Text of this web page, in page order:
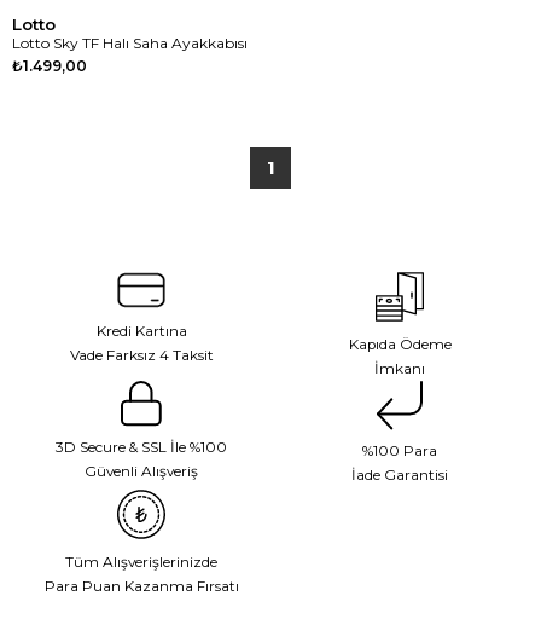
Lotto
Lotto Sky TF Halı Saha Ayakkabısı
₺1.499,00
1
Kredi Kartına
Vade Farksız 4 Taksit
Kapıda Ödeme
İmkanı
3D Secure & SSL İle %100
Güvenli Alışveriş
%100 Para
İade Garantisi
Tüm Alışverişlerinizde
Para Puan Kazanma Fırsatı